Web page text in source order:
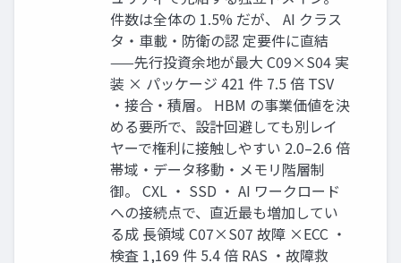
件数は全体の 1.5% だが、 AI クラス
タ・車載・防衛の認 定要件に直結
——先行投資余地が最大 C09×S04 実
装 × パッケージ 421 件 7.5 倍 TSV
・接合・積層。 HBM の事業価値を決
める要所で、設計回避しても別レイ
ヤーで権利に接触しやすい 2.0–2.6 倍
帯域・データ移動・メモリ階層制
御。 CXL ・ SSD ・ AI ワークロード
への接続点で、直近最も増加してい
る成 長領域 C07×S07 故障 ×ECC ・
検査 1,169 件 5.4 倍 RAS ・故障救